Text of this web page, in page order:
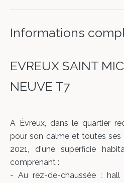
Informations
EVREUX SAINT
NEUVE T7
A Évreux, dans le quartier
pour son calme et toutes
2021, d'une superficie
comprenant :
- Au rez-de-chaussée : hall